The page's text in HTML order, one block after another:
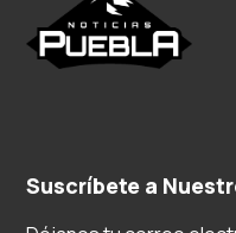
Suscríbete a